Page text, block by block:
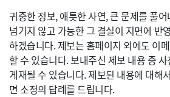
귀중한 정보, 애틋한 사연, 큰 문제를 풀
넘기지 않고 가능한 그 결실이 지면에 반
하겠습니다. 제보는 홈페이지 외에도 이
할 수 있습니다. 보내주신 제보 내용 중
게재될 수 있습니다. 제보된 내용에 대해
면 소정의 답례를 드립니다.